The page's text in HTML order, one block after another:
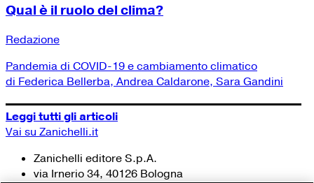
Qual è il ruolo del clima?
Redazione
Pandemia di COVID-19 e cambiamento climatico
di Federica Bellerba, Andrea Caldarone, Sara Gandini
Leggi tutti gli articoli
Vai su Zanichelli.it
Zanichelli editore S.p.A.
via Irnerio 34, 40126 Bologna